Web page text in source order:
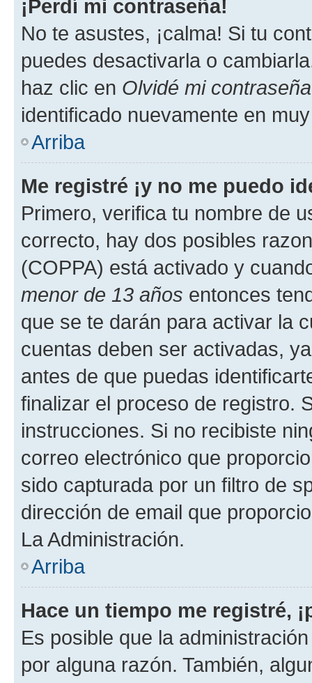
¡Perdí mi contraseña!
No te asustes, ¡calma! Si tu
puedes desactivarla o
haz clic en Olvidé mi contraseña
identificado nuevamente en
Arriba
Me registré ¡y no me puedo
Primero, verifica tu nombre de
correcto, hay dos posibles
(COPPA) está activado y
menor de 13 años entonces
que se te darán para activar la
cuentas deben ser activadas,
antes de que puedas
finalizar el proceso de registro.
instrucciones. Si no recibiste
correo electrónico que
sido capturada por un filtro de
dirección de email que
La Administración.
Arriba
Hace un tiempo me registré,
Es posible que la
por alguna razón. También,